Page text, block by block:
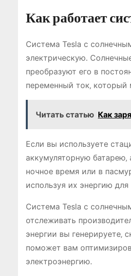
Как работает
Система Tesla с
электрическую.
преобразуют его в
переменный ток‚
Читать статью Как
Если вы используете
аккумуляторную
ночное время или в
используя их энергию
Система Tesla с
отслеживать
энергии вы генерируете‚
поможет вам
электроэнергию.